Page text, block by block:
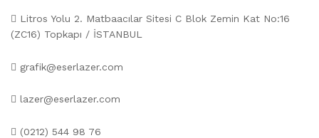
Litros Yolu 2. Matbaacılar Sitesi C Blok Zemin Kat No:16
(ZC16) Topkapı / İSTANBUL
grafik@eserlazer.com
lazer@eserlazer.com
(0212) 544 98 76